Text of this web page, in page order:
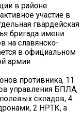
в районе
участие в
гвардейская
бригада имени
на славянско-
в официальном
армии
противника, 11
управления БПЛА,
складов, 4
2 НРТК, а